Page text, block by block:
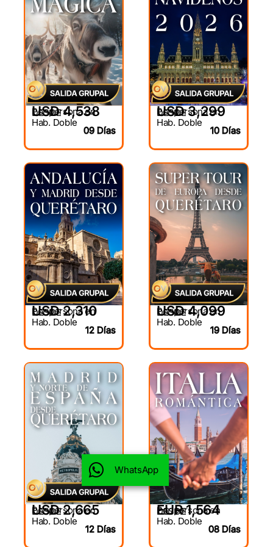
DESDE
USD 4,538
Por persona en
Hab. Doble
09 Días
DESDE
USD 3,299
Por persona en
Hab. Doble
10 Días
DESDE
USD 2,310
Por persona en
Hab. Doble
12 Días
DESDE
USD 4,099
Por persona en
Hab. Doble
19 Días
DESDE
USD 2,665
Por persona en
Hab. Doble
12 Días
DESDE
EUR 1,564
Por persona en
Hab. Doble
08 Días
WhatsApp